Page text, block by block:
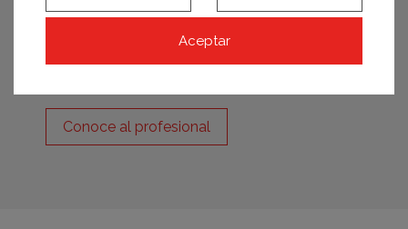
956 054 298
Conoce al profesional
Aceptar